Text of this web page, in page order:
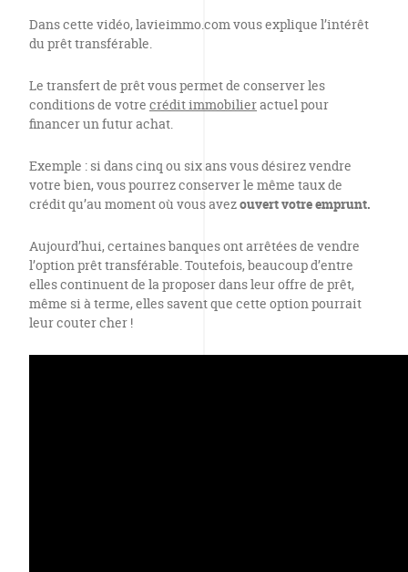
Dans cette vidéo, lavieimmo.com vous explique l’intérêt
du prêt transférable.
Le transfert de prêt vous permet de conserver les
conditions de votre crédit immobilieractuel pour
financer un futur achat.
Exemple : si dans cinq ou six ans vous désirez vendre
votre bien, vous pourrez conserver le même taux de
crédit qu’au moment où vous avezouvert votre emprunt.
Aujourd’hui, certaines banques ont arrêtées de vendre
l’option prêt transférable. Toutefois, beaucoup d’entre
elles continuent de la proposer dans leur offre de prêt,
même si à terme, elles savent que cette option pourrait
leur couter cher !